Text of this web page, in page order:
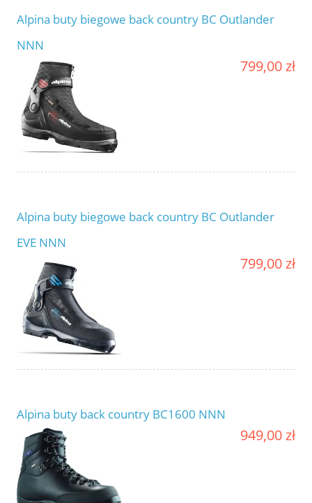
Alpina buty biegowe back country BC Outlander
NNN
799,00 zł
Alpina buty biegowe back country BC Outlander
EVE NNN
799,00 zł
Alpina buty back country BC1600 NNN
949,00 zł